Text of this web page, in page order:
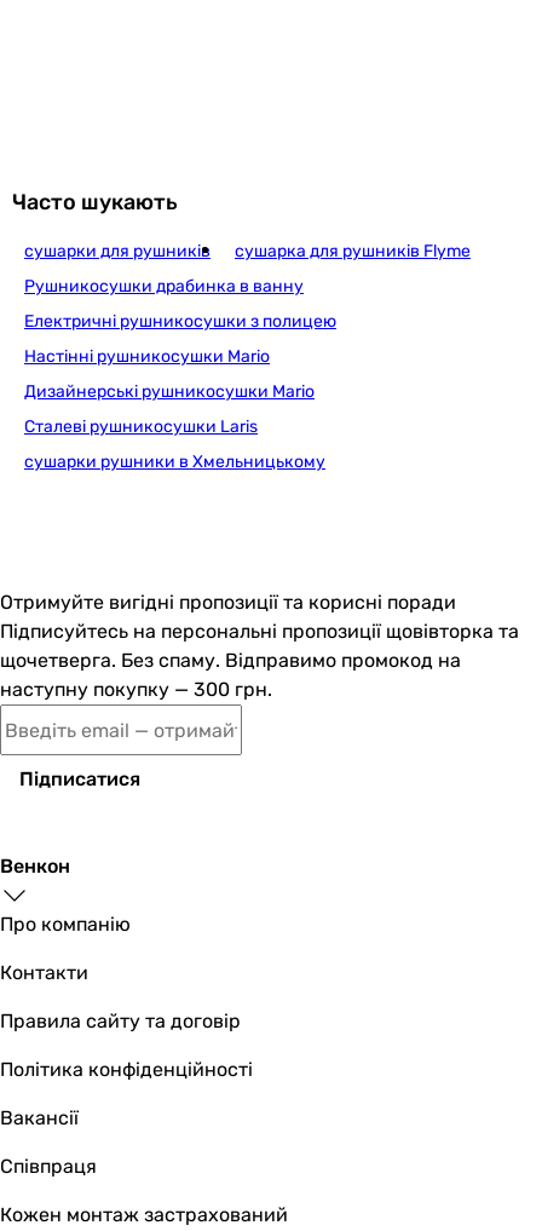
Часто шукають
сушарки для рушників
сушарка для рушників Flyme
Рушникосушки драбинка в ванну
Електричні рушникосушки з полицею
Настінні рушникосушки Mario
Дизайнерські рушникосушки Mario
Сталеві рушникосушки Laris
сушарки рушники в Хмельницькому
Отримуйте вигідні пропозиції та корисні поради
Підписуйтесь на персональні пропозиції щовівторка та
щочетверга. Без спаму. Відправимо промокод на
наступну покупку — 300 грн.
Підписатися
Венкон
Про компанію
Контакти
Правила сайту та договір
Політика конфіденційності
Вакансії
Співпраця
Кожен монтаж застрахований